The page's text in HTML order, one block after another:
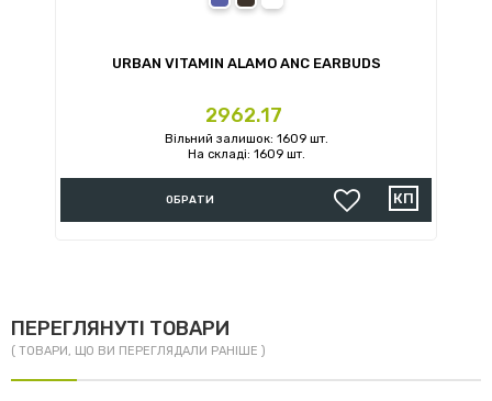
URBAN VITAMIN ALAMO ANC EARBUDS
Ціна
2962.17
Вільний залишок: 1609 шт.
На складі: 1609 шт.
ОБРАТИ
ПЕРЕГЛЯНУТІ ТОВАРИ
( ТОВАРИ, ЩО ВИ ПЕРЕГЛЯДАЛИ РАНІШЕ )